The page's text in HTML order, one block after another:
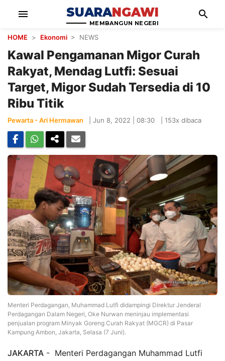
menu SUARANGAWI
MEMBANGUN NEGERI
search
HOME > Ekonomi > NEWS
Kawal Pengamanan Migor Curah
Rakyat, Mendag Lutfi: Sesuai
Target, Migor Sudah Tersedia di 10
Ribu Titik
Pewarta - Ari Hermawan Jun 8, 2022 | 08:30 153x dibaca
Menteri Perdagangan, Muhammad Lutfi didampingi Direktur Jenderal
Perdagangan Dalam Negeri, Oke Nurwan meninjau implementasi
penjualan program Minyak Goreng Curah Rakyat (MGCR) di Pasar
Kampung Ambon, Jakarta, Selasa (7 Juni).
JAKARTA - Menteri Perdagangan Muhammad Lutfi